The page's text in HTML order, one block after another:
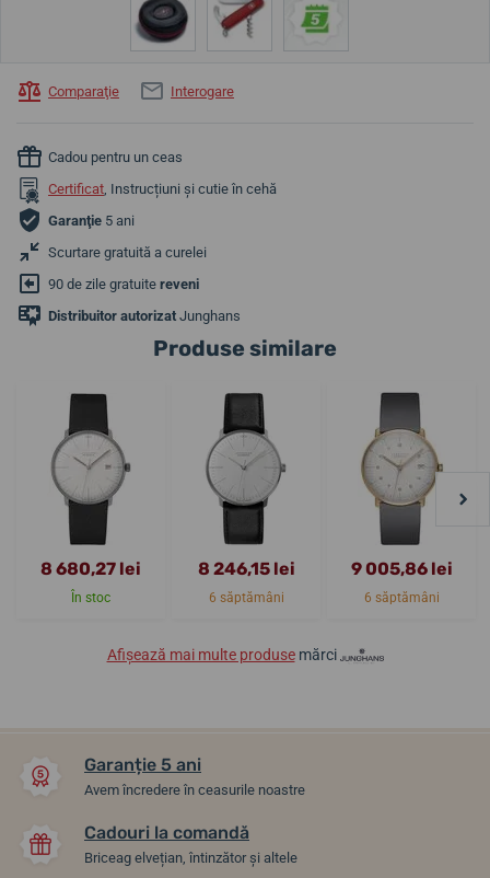
Comparaţie Interogare
Cadou pentru un ceas
Certificat, Instrucțiuni și cutie în cehă
Garanţie 5 ani
Scurtare gratuită a curelei
90 de zile gratuite reveni
Distribuitor autorizat Junghans
Produse similare
8 680,27 lei
În stoc
8 246,15 lei
6 săptămâni
9 005,86 lei
6 săptămâni
Afișează mai multe produsemărci
Garanție 5 ani
Avem încredere în ceasurile noastre
Cadouri la comandă
Briceag elvețian, întinzător și altele